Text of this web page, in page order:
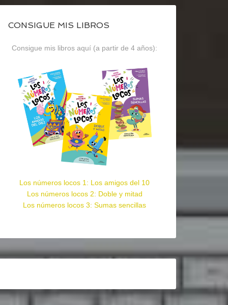
CONSIGUE MIS LIBROS
Consigue mis libros aquí (a partir de 4 años):
Los números locos 1: Los amigos del 10
Los números locos 2: Doble y mitad
Los números locos 3: Sumas sencillas